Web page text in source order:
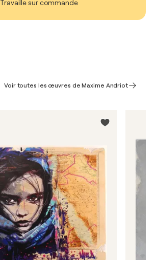
Travaille sur commande
Voir toutes les œuvres de Maxime Andriot